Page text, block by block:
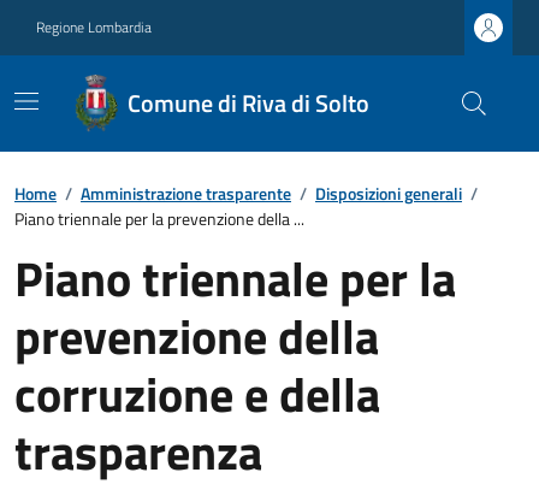
Regione Lombardia
Comune di Riva di Solto
Home / Amministrazione trasparente / Disposizioni generali /
Piano triennale per la prevenzione della ...
Piano triennale per la
prevenzione della
corruzione e della
trasparenza